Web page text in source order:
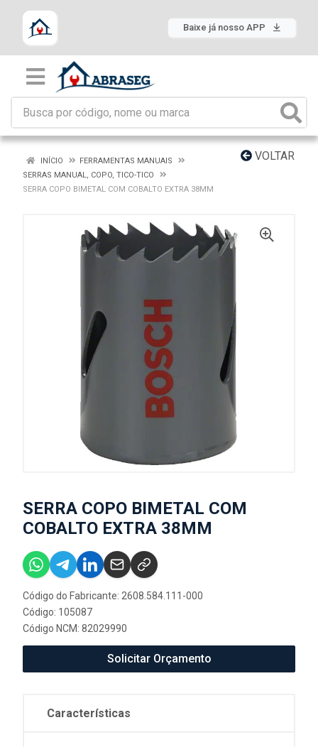
Baixe já nosso APP
VOLTAR
INÍCIO
FERRAMENTAS MANUAIS
SERRAS MANUAL, COPO, TICO-TICO
SERRA COPO BIMETAL COM COBALTO EXTRA 38MM
SERRA COPO BIMETAL COM
COBALTO EXTRA 38MM
Código do Fabricante: 2608.584.111-000
Código: 105087
Código NCM: 82029990
Solicitar Orçamento
Características